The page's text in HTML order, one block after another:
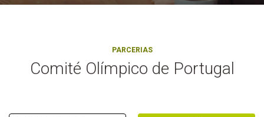
PARCERIAS
Comité Olímpico de Portugal